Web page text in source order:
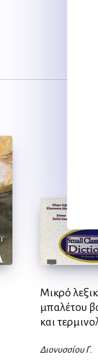
Μικρό
μπαλέτου
και
Διονυσσίου Γ.